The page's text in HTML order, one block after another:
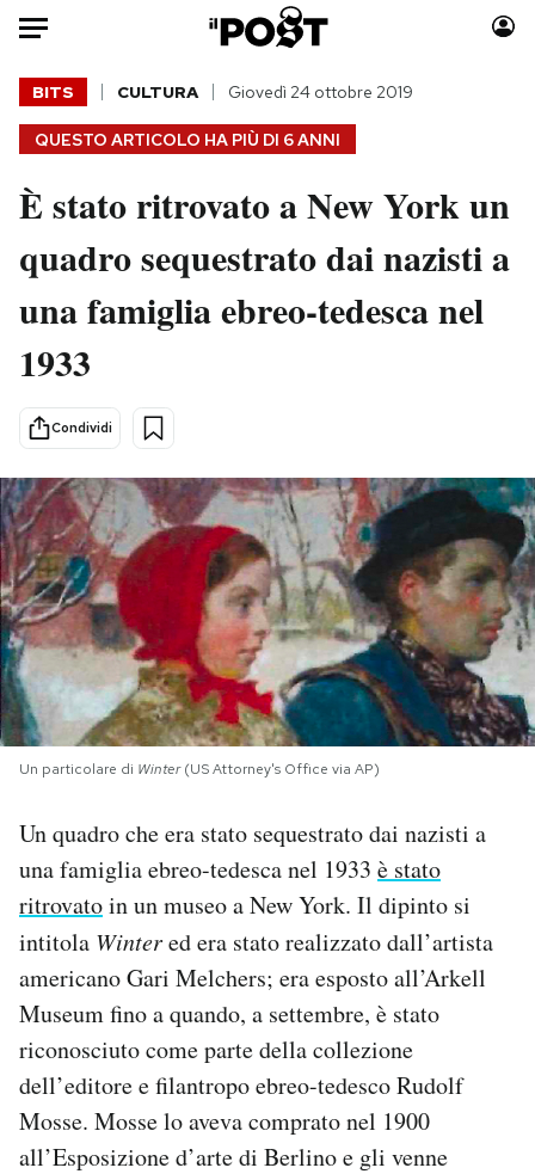
Auto
HOME
Italia
Politica
Tecnologia
Scienza
Cultura
Economia
Sport
Moda
Consumismi
Storie/Idee
Mondiali calcio 2026
PODCAST
NEWSLETTER
I MIEI PREFERITI
CALENDARIO
AREA PERSONALE
Area Personale
Newsletter
Notifiche mobile
Regala il Post
Hai bisogno di aiuto?
QUESTO ARTICOLO HA PIÙ DI 6 ANNI
BITS CULTURA Giovedì 24 ottobre 2019
È stato ritrovato a New York un
quadro sequestrato dai nazisti a
una famiglia ebreo-tedesca nel
1933
Condividi
Un particolare di Winter(US Attorney's Office via AP)
Un quadro che era stato sequestrato dai nazisti a
una famiglia ebreo-tedesca nel 1933 è stato
ritrovatoin un museo a New York. Il dipinto si
intitola Wintered era stato realizzato dall’artista
americano Gari Melchers; era esposto all’Arkell
Museum fino a quando, a settembre, è stato
riconosciuto come parte della collezione
dell’editore e filantropo ebreo-tedesco Rudolf
Mosse. Mosse lo aveva comprato nel 1900
all’Esposizione d’arte di Berlino e gli venne